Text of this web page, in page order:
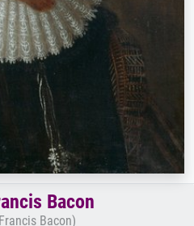
Bacon
Bacon)